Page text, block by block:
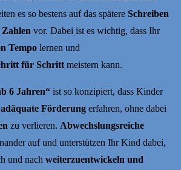
es so bestens auf das spätere Schreiben
vor. Dabei ist es wichtig, dass Ihr
Tempo lernen und
für Schritt meistern kann.
6 Jahren“ ist so konzipiert, dass Kinder
adäquate Förderung erfahren, ohne dabei
zu verlieren. Abwechslungsreiche
auf und unterstützen Ihr Kind dabei,
und nach weiterzuentwickeln und